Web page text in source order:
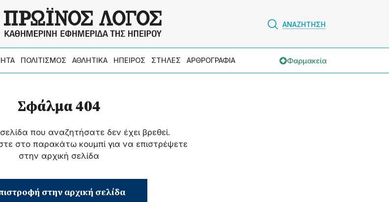
ΑΝΑΖΗΤΗΣΗ
ΠΟΛΙΤΙΣΜΟΣ ΑΘΛΗΤΙΚΑ ΗΠΕΙΡΟΣ ΣΤΗΛΕΣ ΑΡΘΡΟΓΡΑΦΙΑ Φαρμακεία
Σφάλμα 404
που αναζητήσατε δεν έχει βρεθεί.
στο παρακάτω κουμπί για να επιστρέψετε
στην αρχική σελίδα
στην αρχική σελίδα